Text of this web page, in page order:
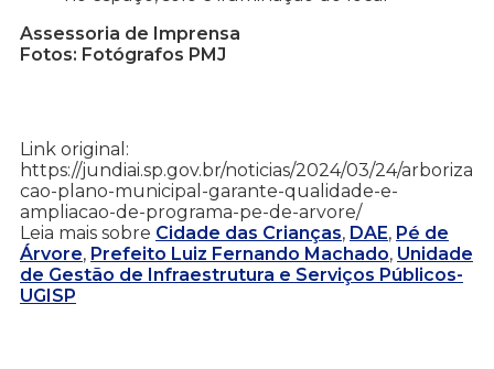
Assessoria de Imprensa
Fotos: Fotógrafos PMJ
Link original:
https://jundiai.sp.gov.br/noticias/2024/03/24/arboriza
cao-plano-municipal-garante-qualidade-e-
ampliacao-de-programa-pe-de-arvore/
Leia mais sobre Cidade das Crianças, DAE, Pé de
Árvore, Prefeito Luiz Fernando Machado, Unidade
de Gestão de Infraestrutura e Serviços Públicos-
UGISP